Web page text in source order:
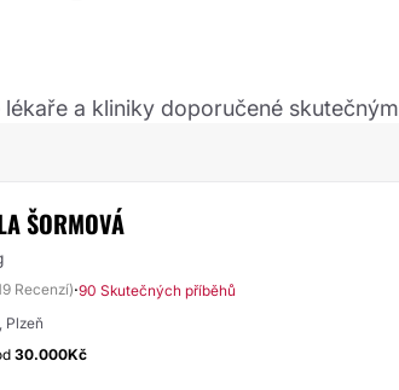
a kliniky doporučené
ŠORMOVÁ
Recenzí)·90 Skutečných příběhů
Plzeň
30.000Kč